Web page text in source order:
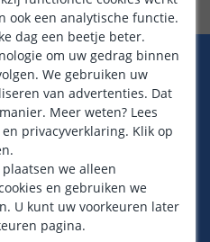
vr
uur
uur
ook een analytische functie.
dag een beetje beter.
om uw gedrag binnen
We gebruiken uw
van advertenties. Dat
Meer weten? Lees
privacyverklaring. Klik op
plaatsen we alleen
en gebruiken we
U kunt uw voorkeuren later
pagina.